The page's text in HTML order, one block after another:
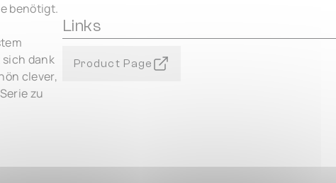
benötigt.
dank
clever,
zu
Links
Product Page